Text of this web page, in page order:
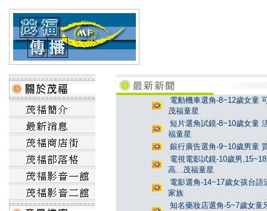
電動機車選角-8~12歲女童
茂福童星
短片選角試鏡-8~10歲女童
福童星
銀行廣告選角-9~10歲男童
電視電影試鏡-10歲男
高...茂福童星
電影選角-14~17歲女孩台
家族
知名藥妝店選角-5~7歲女童